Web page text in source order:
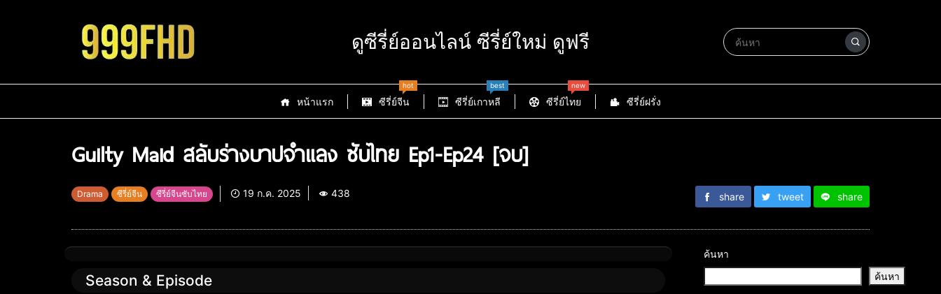
ดูซีรี่ย์ออนไลน์ ซีรี่ย์ใหม่ ดูฟรี
หน้าแรก ซีรี่ย์จีน
hot
ซีรี่ย์เกาหลี
best
ซีรี่ย์ไทย
new
ซีรี่ย์ฝรั่ง
Guilty Maid สลับร่างบาปจำแลง ซับไทย Ep1-Ep24 [จบ]
Drama ซีรี่ย์จีน ซีรี่ย์จีนซับไทย 19 ก.ค. 2025 438 share tweet share
Season & Episode
ค้นหา
ค้นหา